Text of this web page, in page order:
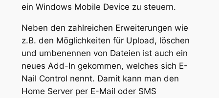
ein Windows Mobile Device zu steuern.
Neben den zahlreichen Erweiterungen wie
z.B. den Möglichkeiten für Upload, löschen
und umbenennen von Dateien ist auch ein
neues Add-In gekommen, welches sich E-
Nail Control nennt. Damit kann man den
Home Server per E-Mail oder SMS